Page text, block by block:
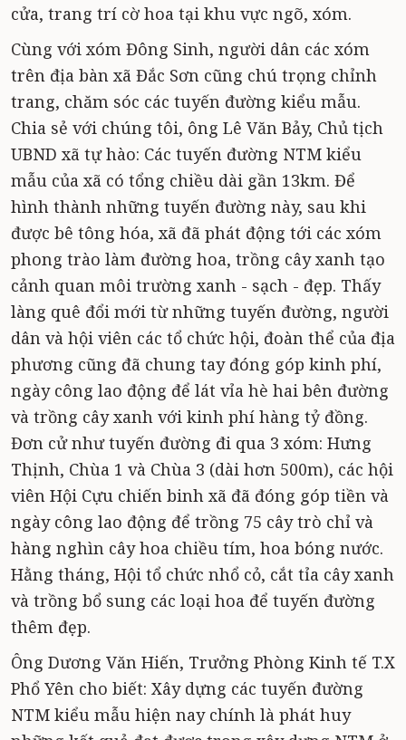
cửa, trang trí cờ hoa tại khu vực ngõ, xóm.
Cùng với xóm Đông Sinh, người dân các xóm
trên địa bàn xã Đắc Sơn cũng chú trọng chỉnh
trang, chăm sóc các tuyến đường kiểu mẫu.
Chia sẻ với chúng tôi, ông Lê Văn Bảy, Chủ tịch
UBND xã tự hào: Các tuyến đường NTM kiểu
mẫu của xã có tổng chiều dài gần 13km. Để
hình thành những tuyến đường này, sau khi
được bê tông hóa, xã đã phát động tới các xóm
phong trào làm đường hoa, trồng cây xanh tạo
cảnh quan môi trường xanh - sạch - đẹp. Thấy
làng quê đổi mới từ những tuyến đường, người
dân và hội viên các tổ chức hội, đoàn thể của địa
phương cũng đã chung tay đóng góp kinh phí,
ngày công lao động để lát vỉa hè hai bên đường
và trồng cây xanh với kinh phí hàng tỷ đồng.
Đơn cử như tuyến đường đi qua 3 xóm: Hưng
Thịnh, Chùa 1 và Chùa 3 (dài hơn 500m), các hội
viên Hội Cựu chiến binh xã đã đóng góp tiền và
ngày công lao động để trồng 75 cây trò chỉ và
hàng nghìn cây hoa chiều tím, hoa bóng nước.
Hằng tháng, Hội tổ chức nhổ cỏ, cắt tỉa cây xanh
và trồng bổ sung các loại hoa để tuyến đường
thêm đẹp.
Ông Dương Văn Hiến, Trưởng Phòng Kinh tế T.X
Phổ Yên cho biết: Xây dựng các tuyến đường
NTM kiểu mẫu hiện nay chính là phát huy